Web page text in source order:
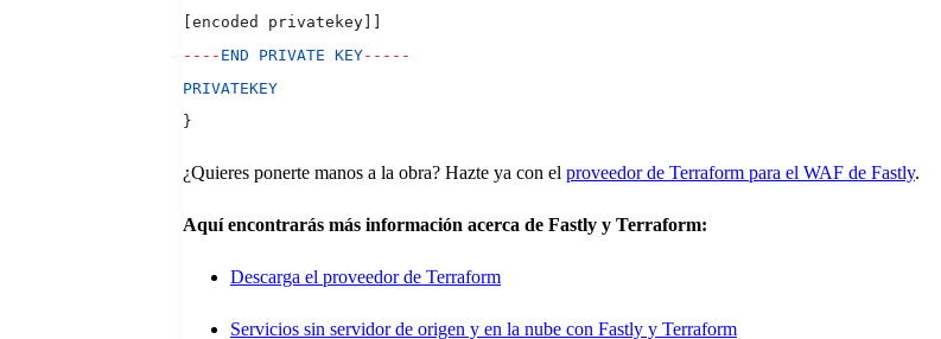
[encoded privatekey]]
---- END PRIVATE KEY-----
PRIVATEKEY
}
¿Quieres ponerte manos a la obra? Hazte ya con el proveedor de Terraform para el WAF de Fastly.
Aquí encontrarás más información acerca de Fastly y Terraform:
Descarga el proveedor de Terraform
Servicios sin servidor de origen y en la nube con Fastly y Terraform